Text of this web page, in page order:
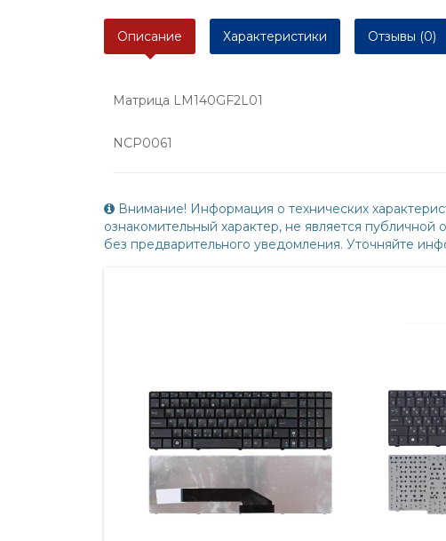
Описание Характеристики Отзывы (0)
Матрица LM140GF2L01
NCP0061
Внимание! Информация о технических
ознакомительный характер, не является
без предварительного уведомления. Уточняйте